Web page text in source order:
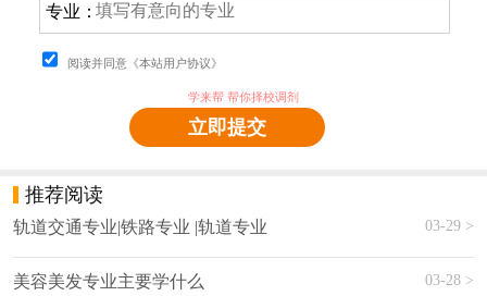
专业：
阅读并同意《本站用户协议》
学来帮 帮你择校调剂
立即提交
推荐阅读
轨道交通专业|铁路专业 |轨道专业 03-29 >
美容美发专业主要学什么 03-28 >